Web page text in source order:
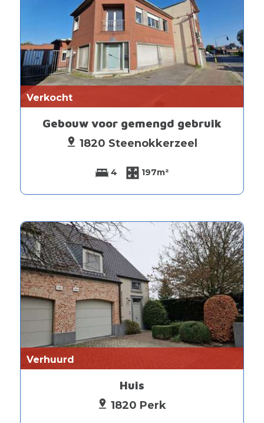
Verkocht
Gebouw voor gemengd gebruik
1820 Steenokkerzeel
4 197m²
Verhuurd
Huis
1820 Perk